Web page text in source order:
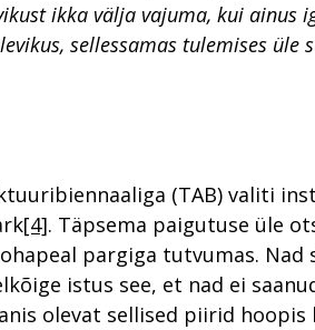
ikka välja vajuma, kui ainus
sellessamas tulemises üle
(TAB) valiti
[4]. Täpsema paigutuse üle
pargiga tutvumas.
istus see, et nad ei
olevat sellised piirid